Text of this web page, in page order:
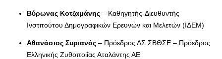
Βύρωνας Κοτζαμάνης – Καθηγητής-Διευθυντής
Ινστιτούτου Δημογραφικών Ερευνών και Μελετών (ΙΔΕΜ)
Αθανάσιος Συριανός – Πρόεδρος ΔΣ ΣΒΘΣΕ – Πρόεδρος
Ελληνικής Ζυθοποιΐας Αταλάντης ΑΕ